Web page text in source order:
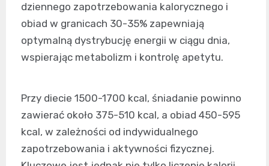
dziennego zapotrzebowania kalorycznego i
obiad w granicach 30-35% zapewniają
optymalną dystrybucję energii w ciągu dnia,
wspierając metabolizm i kontrolę apetytu.
Przy diecie 1500-1700 kcal, śniadanie powinno
zawierać około 375-510 kcal, a obiad 450-595
kcal, w zależności od indywidualnego
zapotrzebowania i aktywności fizycznej.